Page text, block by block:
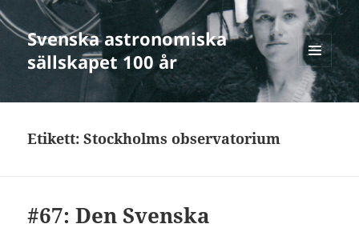
Svenska astronomiska
sällskapet 100 år
MENY
OCH
WIDGETS
Etikett:Stockholms observatorium
#67: Den Svenska